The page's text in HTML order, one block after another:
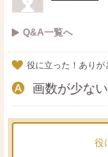
Q&A一覧へ
役に立った！ありが
画数が少な
役